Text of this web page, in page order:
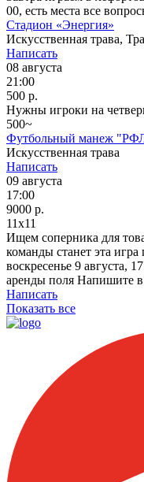
00, есть места все
Стадион «Энергия»
Искусственная трава,
Написать
08 августа
21:00
500 р.
Нужны игроки на
500~
Футбольный манеж
Искусственная трава
Написать
09 августа
17:00
9000 р.
11x11
Ищем соперника для
команды станет эта
воскресенье 9 августа,
аренды поля Напишите в
Написать
Показать все